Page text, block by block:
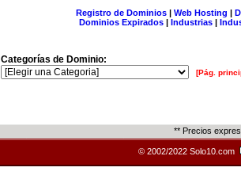
Registro de Dominios| Web Hosting |
Dominios Expirados | Industrias |
Categorías de Dominio:
[Pág.
** Precios
© 2002/2022 Solo10.com